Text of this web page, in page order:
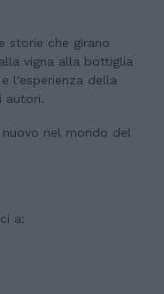
storie che girano
vigna alla bottiglia
l'esperienza della
autori.
nel mondo del
a: